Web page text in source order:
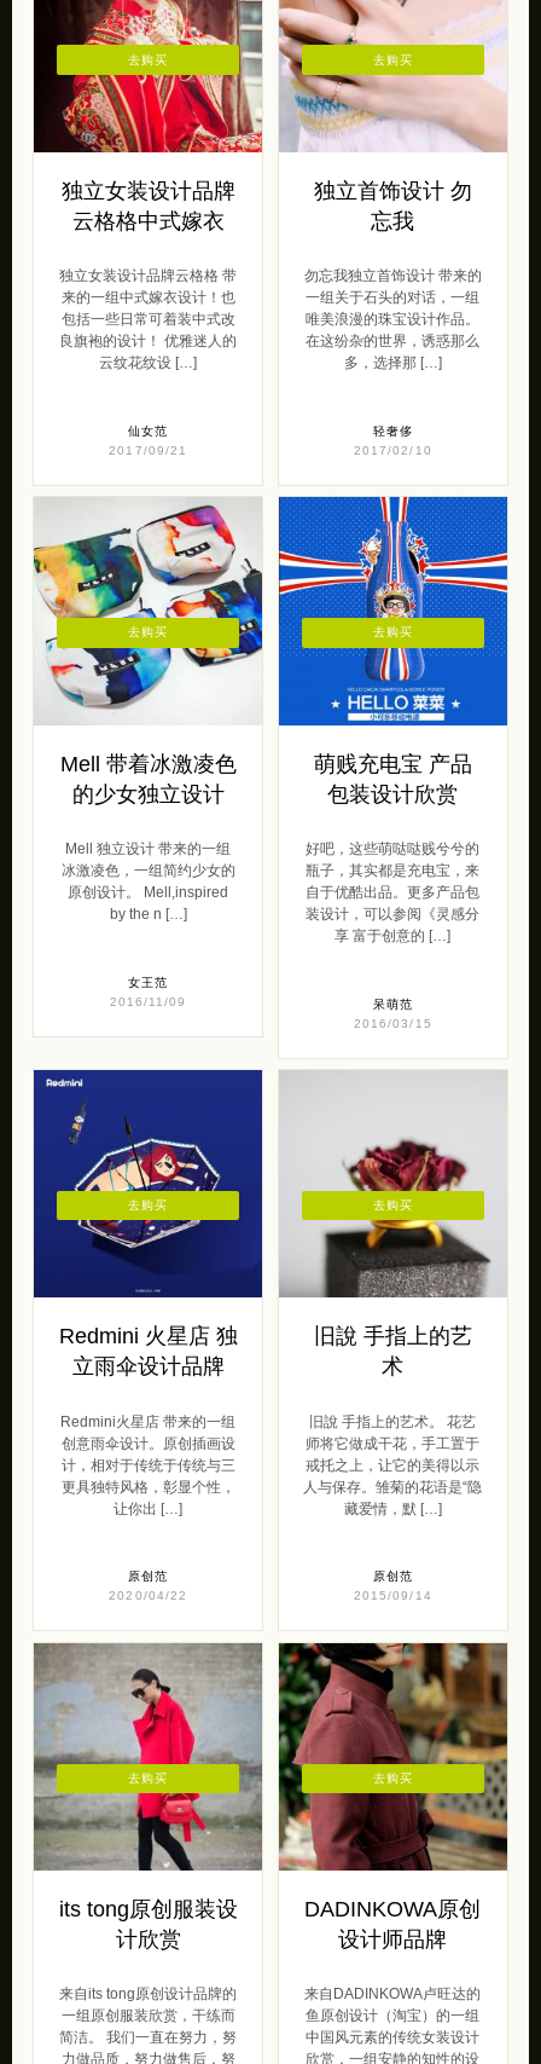
独立女装设计品牌
云格格中式嫁衣
独立女装设计品牌云格格 带
来的一组中式嫁衣设计！也
包括一些日常可着装中式改
良旗袍的设计！ 优雅迷人的
云纹花纹设 […]
仙女范
2017/09/21
去购买
独立首饰设计 勿
忘我
勿忘我独立首饰设计 带来的
一组关于石头的对话，一组
唯美浪漫的珠宝设计作品。
在这纷杂的世界，诱惑那么
多，选择那 […]
轻奢侈
2017/02/10
去购买
Mell 带着冰激凌色
的少女独立设计
Mell 独立设计 带来的一组
冰激凌色，一组简约少女的
原创设计。 Mell,inspired
by the n […]
女王范
2016/11/09
去购买
萌贱充电宝 产品
包装设计欣赏
好吧，这些萌哒哒贱兮兮的
瓶子，其实都是充电宝，来
自于优酷出品。更多产品包
装设计，可以参阅《灵感分
享 富于创意的 […]
呆萌范
2016/03/15
去购买
Redmini 火星店 独
立雨伞设计品牌
Redmini火星店 带来的一组
创意雨伞设计。原创插画设
计，相对于传统于传统与三
更具独特风格，彰显个性，
让你出 […]
原创范
2020/04/22
去购买
旧說 手指上的艺
术
旧說 手指上的艺术。 花艺
师将它做成干花，手工置于
戒托之上，让它的美得以示
人与保存。雏菊的花语是“隐
藏爱情，默 […]
原创范
2015/09/14
去购买
its tong原创服装设
计欣赏
来自its tong原创设计品牌的
一组原创服装欣赏，干练而
简洁。 我们一直在努力，努
力做品质，努力做售后，努
去购买
DADINKOWA原创
设计师品牌
来自DADINKOWA卢旺达的
鱼原创设计（淘宝）的一组
中国风元素的传统女装设计
欣赏，一组安静的知性的设
去购买